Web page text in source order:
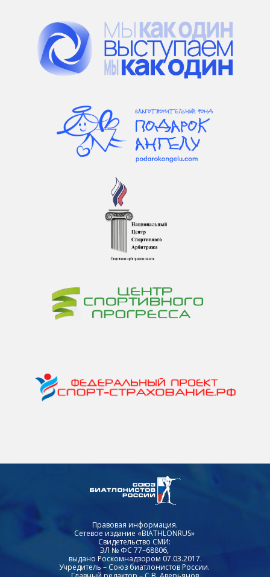
Правовая информация.
Сетевое издание «BIATHLONRUS»
Свидетельство СМИ:
ЭЛ № ФС 77–68806,
выдано Роскомнадзором 07.03.2017.
Учредитель – Союз биатлонистов России.